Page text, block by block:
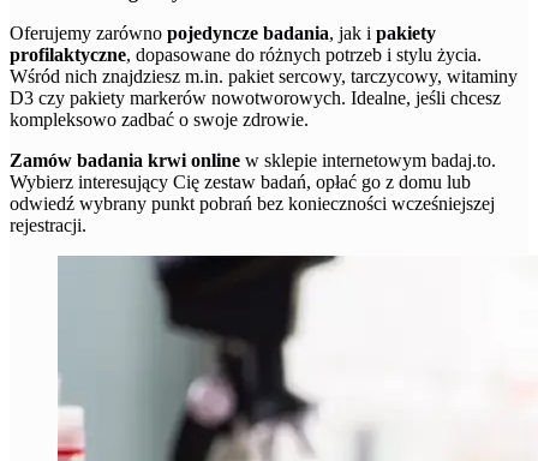
Oferujemy zarówno pojedyncze badania, jak i pakiety
profilaktyczne, dopasowane do różnych potrzeb i stylu życia.
Wśród nich znajdziesz m.in. pakiet sercowy, tarczycowy, witaminy
D3 czy pakiety markerów nowotworowych. Idealne, jeśli chcesz
kompleksowo zadbać o swoje zdrowie.
Zamów badania krwi online w sklepie internetowym badaj.to.
Wybierz interesujący Cię zestaw badań, opłać go z domu lub
odwiedź wybrany punkt pobrań bez konieczności wcześniejszej
rejestracji.